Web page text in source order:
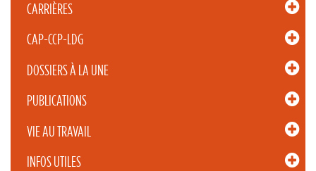
CARRIÈRES
CAP-CCP-LDG
DOSSIERS À LA UNE
PUBLICATIONS
VIE AU TRAVAIL
INFOS UTILES